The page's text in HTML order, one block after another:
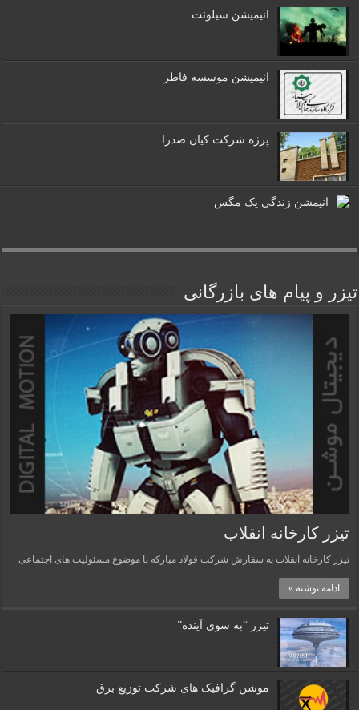
انیمیشن سیلوئت
انیمیشن موسسه فاطر
پرژه شرکت کیان صدرا
انیمشن زندگی یک مگس
تیزر و پیام های بازرگانی
تیزر کارخانه انقلاب
تیزر کارخانه انقلاب به سفارش شرکت فولاد مبارکه با موضوع مسئولیت های اجتماعی
ادامه نوشته »
تیزر “به سوی آینده”
موشن گرافیک های شرکت توزیع برق